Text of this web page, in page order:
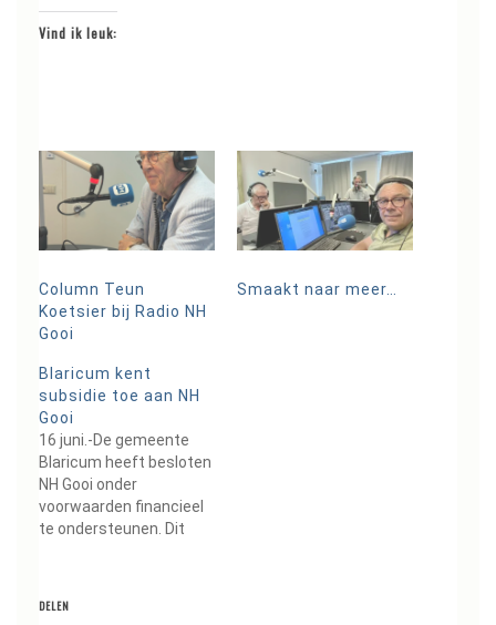
Vind ik leuk:
Column Teun
Koetsier bij Radio NH
Gooi
Smaakt naar meer…
Blaricum kent
subsidie toe aan NH
Gooi
16 juni.-De gemeente
Blaricum heeft besloten
NH Gooi onder
voorwaarden financieel
te ondersteunen. Dit
DELEN